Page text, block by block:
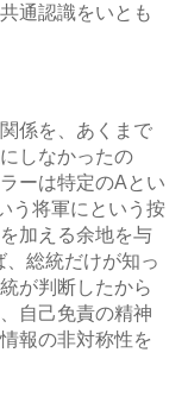
通認識をいとも
係を、あくまで
しなかったの
ーは特定のAとい
う将軍にという按
加える余地を与
総統だけが知っ
が判断したから
自己免責の精神
報の非対称性を